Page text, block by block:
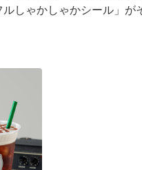
ルしゃかしゃかシール」が